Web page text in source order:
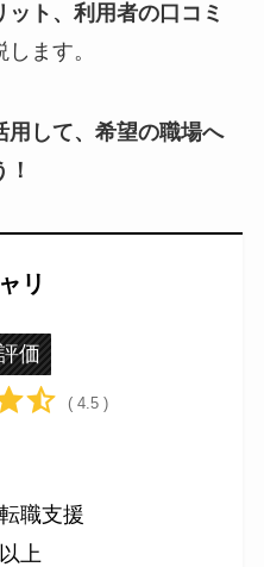
ト、利用者の口コミ
ます。
用して、希望の職場へ
リ
価
( 4.5 )
職支援
上